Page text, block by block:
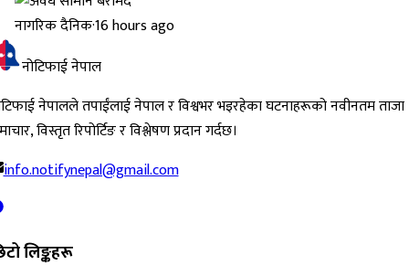
नागरिक दैनिक·16 hours ago
नोटिफाई नेपाल
नेपालले तपाईंलाई नेपाल र विश्वभर भइरहेका घटनाहरूको नवीनतम ताजा
विस्तृत रिपोर्टिङ र विश्लेषण प्रदान गर्दछ।
info.notifynepal@gmail.com
लिङ्कहरू